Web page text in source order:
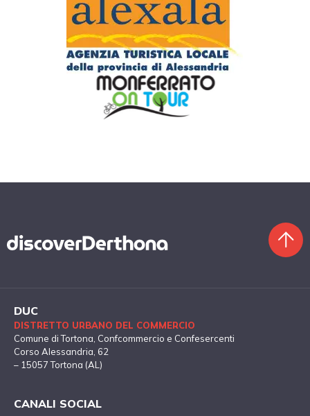
DUC
DISTRETTO URBANO DEL COMMERCIO
Comune di Tortona , Confcommercio e Confesercenti
Corso Alessandria, 62
– 15057 Tortona (AL)
CANALI SOCIAL